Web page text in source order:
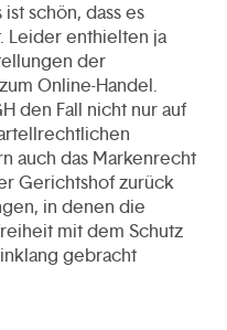
schön, dass es
Leider enthielten ja
der
Online-Handel.
den Fall nicht nur auf
auch das Markenrecht
Gerichtshof zurück
in denen die
mit dem Schutz
gebracht